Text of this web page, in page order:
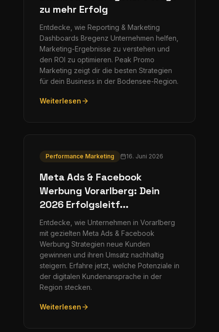
zu mehr Erfolg
Entdecke, wie Reporting & Marketing
Dashboards Bregenz Unternehmen helfen,
Marketing-Ergebnisse zu verstehen und
den ROI zu optimieren. Peak Promo
Marketing zeigt dir die besten Strategien
für dein Business in der Bodensee-Region.
Weiterlesen
Performance Marketing 16. Juni 2026
Meta Ads & Facebook
Werbung Vorarlberg: Dein
2026 Erfolgsleitf...
Entdecke, wie Unternehmen in Vorarlberg
mit gezielten Meta Ads & Facebook
Werbung Strategien neue Kunden
gewinnen und ihren Umsatz nachhaltig
steigern. Erfahre jetzt, welche Potenziale in
der digitalen Kundenansprache in der
Region stecken.
Weiterlesen